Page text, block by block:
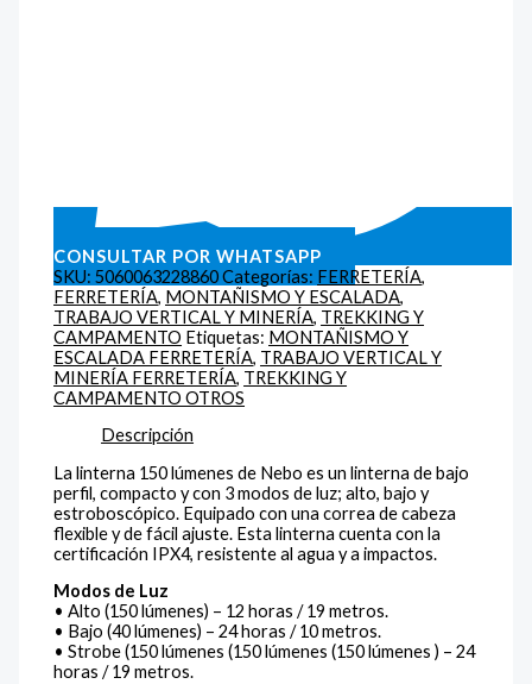
CONSULTAR POR WHATSAPP
SKU:5060063228860Categorías: FERRETERÍA,
FERRETERÍA, MONTAÑISMO Y ESCALADA,
TRABAJO VERTICAL Y MINERÍA, TREKKING Y
CAMPAMENTO Etiquetas: MONTAÑISMO Y
ESCALADA FERRETERÍA, TRABAJO VERTICAL Y
MINERÍA FERRETERÍA, TREKKING Y
CAMPAMENTO OTROS
Descripción
La linterna 150 lúmenes de Nebo es un linterna de bajo
perfil, compacto y con 3 modos de luz; alto, bajo y
estroboscópico. Equipado con una correa de cabeza
flexible y de fácil ajuste. Esta linterna cuenta con la
certificación IPX4, resistente al agua y a impactos.
Modos de Luz
• Alto (150 lúmenes) – 12 horas / 19 metros.
• Bajo (40 lúmenes) – 24 horas / 10 metros.
• Strobe (150 lúmenes (150 lúmenes (150 lúmenes ) – 24
horas / 19 metros.